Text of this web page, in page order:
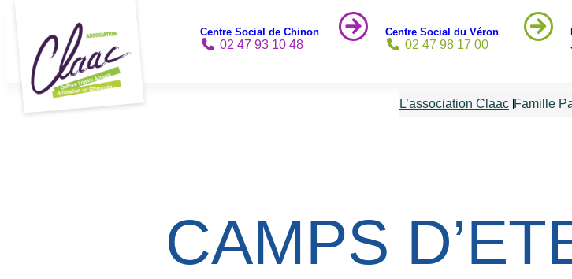
contenu
Centre Social de Chinon
02 47 93 10 48
Centre Social du Véron
02 47 98 17 00
L’association Claac Famille
CAMPS